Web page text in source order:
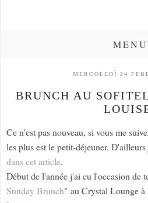
MENU
MERCOLEDÌ 24
BRUNCH AU
Ce n'est pas nouveau, si vous me
les plus est le petit-déjeuner.
dans cet article.
Début de l'année j'ai eu l'occasion de
Sunday Brunch" au Crystal Lounge à